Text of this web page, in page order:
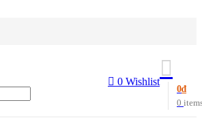
0 Wishlist
0
0₫